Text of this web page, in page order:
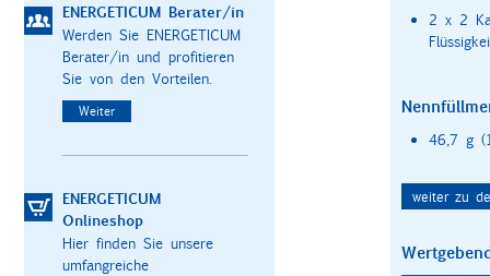
ENERGETICUM Berater/in
Werden Sie ENERGETICUM
Berater/in und profitieren
Sie von den Vorteilen.
Weiter
ENERGETICUM
Onlineshop
Hier finden Sie unsere
umfangreiche
2 x 2
46,7 g
weiter zu